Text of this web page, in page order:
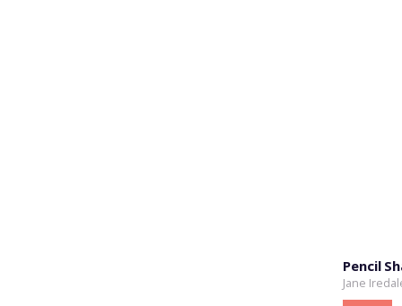
Pencil
Jane